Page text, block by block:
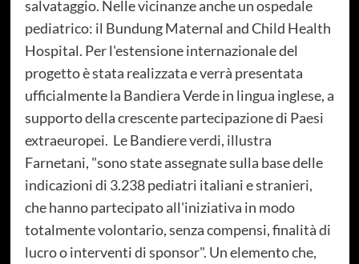
salvataggio. Nelle vicinanze anche un ospedale
pediatrico: il Bundung Maternal and Child Health
Hospital. Per l'estensione internazionale del
progetto è stata realizzata e verrà presentata
ufficialmente la Bandiera Verde in lingua inglese, a
supporto della crescente partecipazione di Paesi
extraeuropei. Le Bandiere verdi, illustra
Farnetani, "sono state assegnate sulla base delle
indicazioni di 3.238 pediatri italiani e stranieri,
che hanno partecipato all'iniziativa in modo
totalmente volontario, senza compensi, finalità di
lucro o interventi di sponsor". Un elemento che,